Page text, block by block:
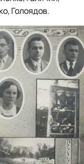
Голоядов.